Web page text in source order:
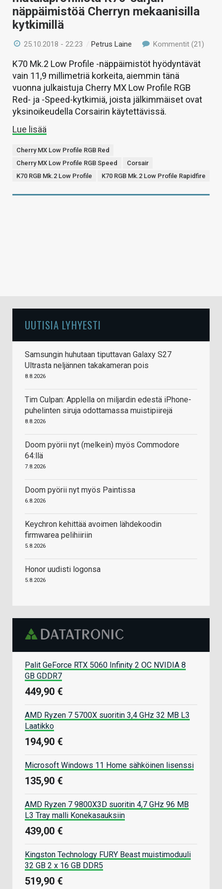
näppäimistöä Cherryn mekaanisilla
kytkimillä
25.10.2018 - 22:23 /Petrus Laine Kommentit (21)
K70 Mk.2 Low Profile -näppäimistöt hyödyntävät
vain 11,9 millimetriä korkeita, aiemmin tänä
vuonna julkaistuja Cherry MX Low Profile RGB
Red- ja -Speed-kytkimiä, joista jälkimmäiset ovat
yksinoikeudella Corsairin käytettävissä.
Lue lisää
Cherry MX Low Profile RGB Red
Cherry MX Low Profile RGB Speed
Corsair
K70 RGB Mk.2 Low Profile
K70 RGB Mk.2 Low Profile Rapidfire
UUTISIA LYHYESTI
Samsungin huhutaan tiputtavan Galaxy S27
Ultrasta neljännen takakameran pois
8.8.2026
Tim Culpan: Applella on miljardin edestä iPhone-
puhelinten siruja odottamassa muistipiirejä
8.8.2026
Doom pyörii nyt (melkein) myös Commodore
64:llä
7.8.2026
Doom pyörii nyt myös Paintissa
6.8.2026
Keychron kehittää avoimen lähdekoodin
firmwarea pelihiiriin
5.8.2026
Honor uudisti logonsa
5.8.2026
Palit GeForce RTX 5060 Infinity 2 OC NVIDIA 8
GB GDDR7
449,90 €
AMD Ryzen 7 5700X suoritin 3,4 GHz 32 MB L3
Laatikko
194,90 €
Microsoft Windows 11 Home sähköinen lisenssi
135,90 €
AMD Ryzen 7 9800X3D suoritin 4,7 GHz 96 MB
L3 Tray malli Konekasauksiin
439,00 €
Kingston Technology FURY Beast muistimoduuli
32 GB 2 x 16 GB DDR5
519,90 €